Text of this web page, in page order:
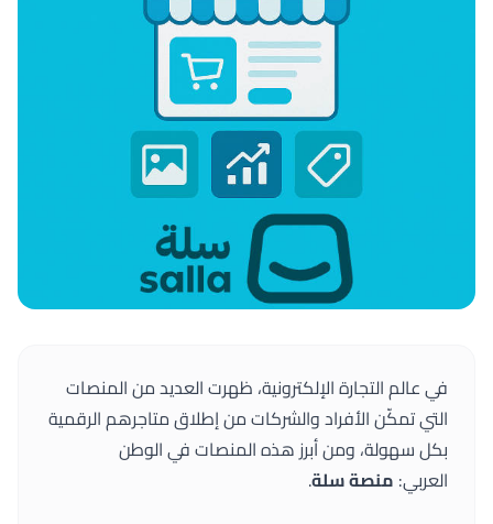
في عالم التجارة الإلكترونية، ظهرت العديد من المنصات
التي تمكّن الأفراد والشركات من إطلاق متاجرهم الرقمية
بكل سهولة، ومن أبرز هذه المنصات في الوطن
العربي: منصة سلة.